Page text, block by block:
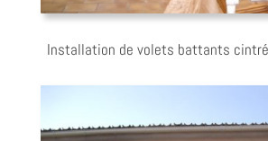
Installation de volets battants